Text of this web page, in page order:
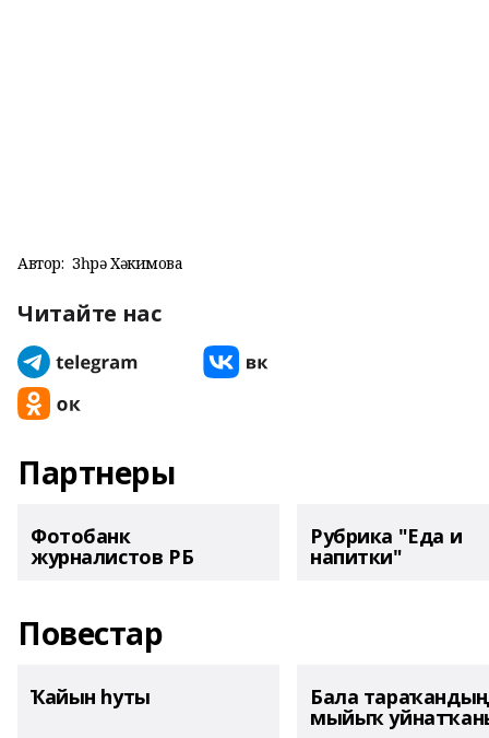
Автор: Зөһрә Хәкимова
Читайте нас
Партнеры
Фотобанк
журналистов РБ
Рубрика "Еда и
напитки"
Повестар
Ҡайын һуты Бала тараҡандың
мыйыҡ